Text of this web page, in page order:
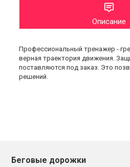
Описание
Профессиональный тренажер -
верная траектория движения.
поставляются под заказ. Это
решений.
Беговые дорожки